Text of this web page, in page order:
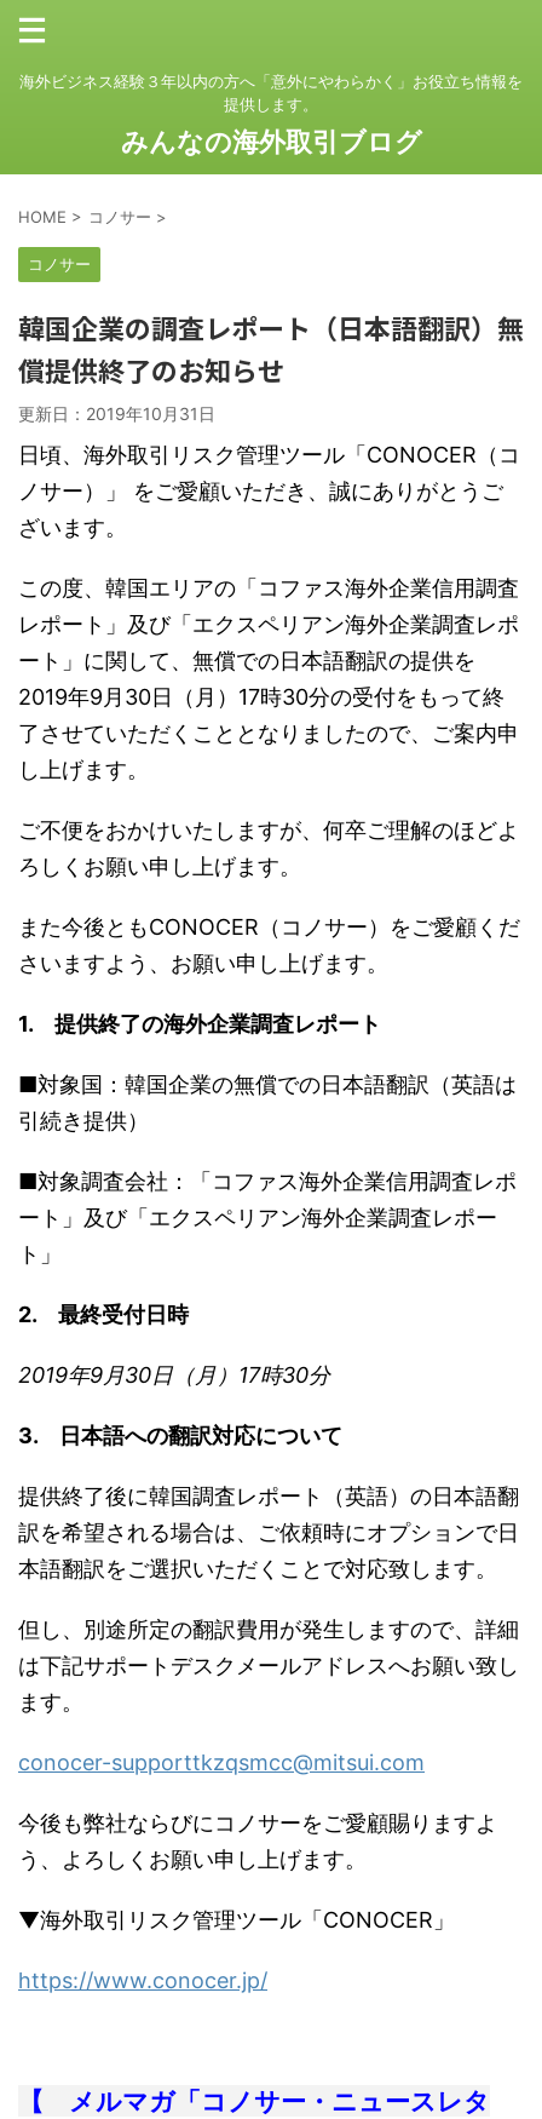
海外ビジネス経験３年以内の方へ「意外にやわらかく」お役立ち情報を
提供します。
みんなの海外取引ブログ
HOME > コノサー >
コノサー
韓国企業の調査レポート（日本語翻訳）無
償提供終了のお知らせ
更新日： 2019年10月31日
日頃、海外取引リスク管理ツール「CONOCER（コ
ノサー）」 をご愛顧いただき、誠にありがとうご
ざいます。
この度、韓国エリアの「コファス海外企業信用調査
レポート」及び「エクスペリアン海外企業調査レポ
ート」に関して、無償での日本語翻訳の提供を
2019年9月30日（月）17時30分の受付をもって終
了させていただくこととなりましたので、ご案内申
し上げます。
ご不便をおかけいたしますが、何卒ご理解のほどよ
ろしくお願い申し上げます。
また今後ともCONOCER（コノサー）をご愛顧くだ
さいますよう、お願い申し上げます。
1. 提供終了の海外企業調査レポート
■対象国：韓国企業の無償での日本語翻訳（英語は
引続き提供）
■対象調査会社：「コファス海外企業信用調査レポ
ート」及び「エクスペリアン海外企業調査レポー
ト」
2. 最終受付日時
2019年9月30日（月）17時30分
3. 日本語への翻訳対応について
提供終了後に韓国調査レポート（英語）の日本語翻
訳を希望される場合は、ご依頼時にオプションで日
本語翻訳をご選択いただくことで対応致します。
但し、別途所定の翻訳費用が発生しますので、詳細
は下記サポートデスクメールアドレスへお願い致し
ます。
conocer-supporttkzqsmcc@mitsui.com
今後も弊社ならびにコノサーをご愛顧賜りますよ
う、よろしくお願い申し上げます。
▼海外取引リスク管理ツール「CONOCER」
https://www.conocer.jp/
【 メルマガ「コノサー・ニュースレタ